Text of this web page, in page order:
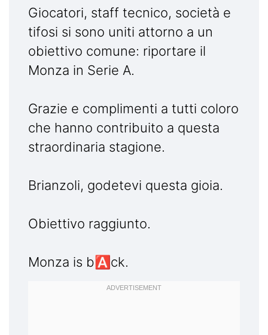
Giocatori, staff tecnico, società e
tifosi si sono uniti attorno a un
obiettivo comune: riportare il
Monza in Serie A.
Grazie e complimenti a tutti coloro
che hanno contribuito a questa
straordinaria stagione.
Brianzoli, godetevi questa gioia.
Obiettivo raggiunto.
Monza is b🅰️ck.